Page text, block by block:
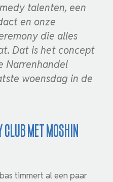
talenten, een
en onze
die alles
Dat is het concept
Narrenhandel
woensdag in de
met Moshin
timmert al een paar